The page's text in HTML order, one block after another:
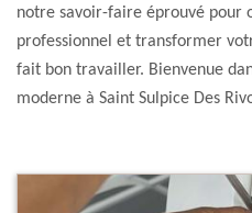
notre savoir-faire éprouvé pour
professionnel et transformer
fait bon travailler. Bienvenue
moderne à Saint Sulpice Des